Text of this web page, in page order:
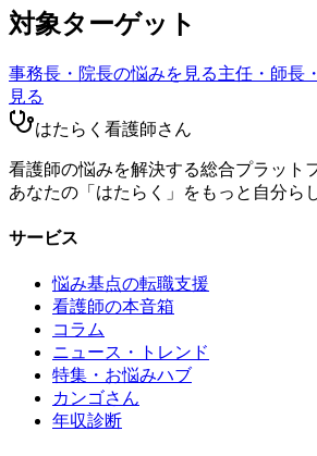
対象ターゲット
事務長・院長の悩みを見る主任・師長
見る
はたらく看護師さん
看護師の悩みを解決する総合プラット
あなたの「はたらく」をもっと自分ら
サービス
悩み基点の転職支援
看護師の本音箱
コラム
ニュース・トレンド
特集・お悩みハブ
カンゴさん
年収診断